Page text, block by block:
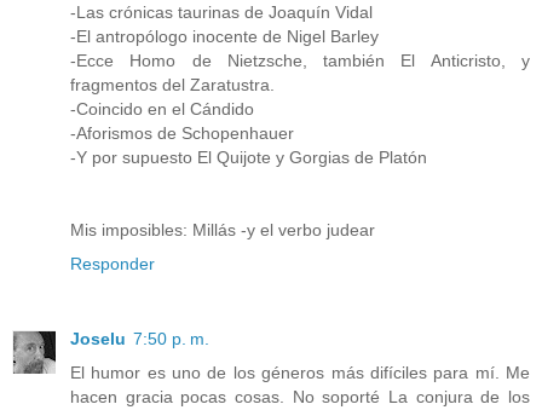
-Las crónicas taurinas de Joaquín Vidal
-El antropólogo inocente de Nigel Barley
-Ecce Homo de Nietzsche, también El Anticristo, y
fragmentos del Zaratustra.
-Coincido en el Cándido
-Aforismos de Schopenhauer
-Y por supuesto El Quijote y Gorgias de Platón
Mis imposibles: Millás -y el verbo judear
Responder
Joselu 7:50 p. m.
El humor es uno de los géneros más difíciles para mí. Me
hacen gracia pocas cosas. No soporté La conjura de los